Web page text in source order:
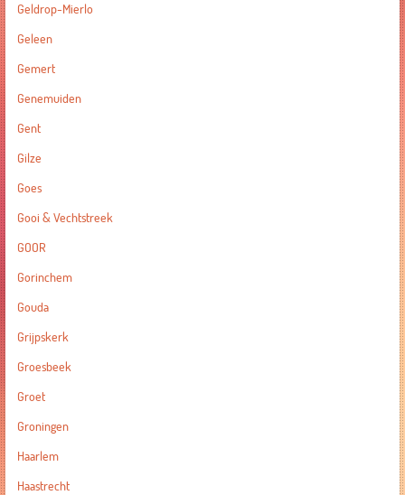
Geldrop-Mierlo
Geleen
Gemert
Genemuiden
Gent
Gilze
Goes
Gooi & Vechtstreek
GOOR
Gorinchem
Gouda
Grijpskerk
Groesbeek
Groet
Groningen
Haarlem
Haastrecht